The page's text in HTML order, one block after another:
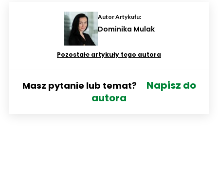
Autor Artykułu:
Dominika Mulak
Pozostałe artykuły tego autora
Masz pytanie lub temat?
Napisz do
autora